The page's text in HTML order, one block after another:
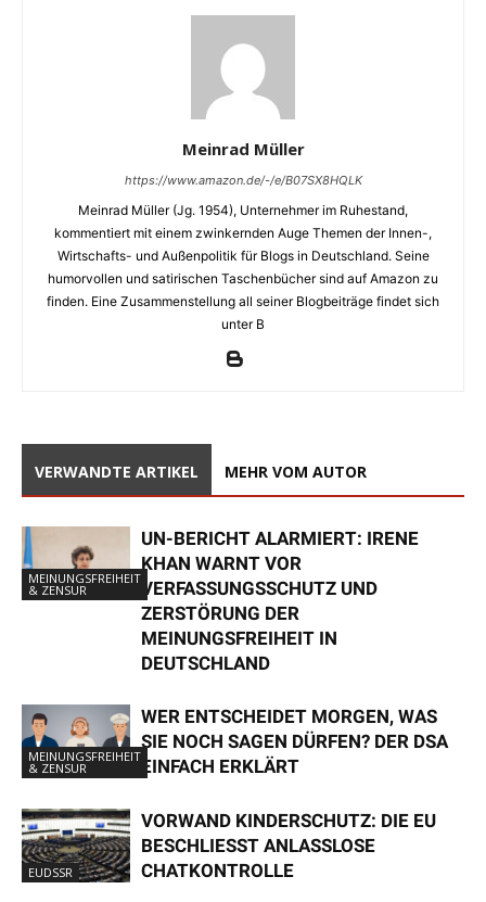
Meinrad Müller
https://www.amazon.de/-/e/B07SX8HQLK
Meinrad Müller (Jg. 1954), Unternehmer im Ruhestand,
kommentiert mit einem zwinkernden Auge Themen der Innen-,
Wirtschafts- und Außenpolitik für Blogs in Deutschland. Seine
humorvollen und satirischen Taschenbücher sind auf Amazon zu
finden. Eine Zusammenstellung all seiner Blogbeiträge findet sich
unter B
VERWANDTE ARTIKEL MEHR VOM AUTOR
MEINUNGSFREIHEIT
& ZENSUR
UN-BERICHT ALARMIERT: IRENE
KHAN WARNT VOR
VERFASSUNGSSCHUTZ UND
ZERSTÖRUNG DER
MEINUNGSFREIHEIT IN
DEUTSCHLAND
MEINUNGSFREIHEIT
& ZENSUR
WER ENTSCHEIDET MORGEN, WAS
SIE NOCH SAGEN DÜRFEN? DER DSA
EINFACH ERKLÄRT
EUDSSR
VORWAND KINDERSCHUTZ: DIE EU
BESCHLIESST ANLASSLOSE C
HATKONTROLLE